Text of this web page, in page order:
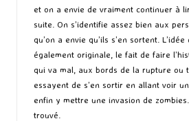
et on a envie de vraiment continuer à
suite. On s’identifie assez bien aux
qu’on a envie qu’ils s’en sortent.
également originale, le fait de faire
qui va mal, aux bords de la rupture ou
essayent de s’en sortir en allant voir
enfin y mettre une invasion de
trouvé.